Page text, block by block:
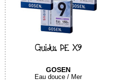
Guidus PE X9
GOSEN
Eau douce / Mer